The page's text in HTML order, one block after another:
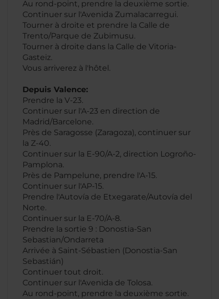
Au rond-point, prendre la deuxième sortie.
Continuer sur l'Avenida Zumalacarregui.
Tourner à droite et prendre la Calle de
Trento/Parque de Zubimusu.
Tourner à droite dans la Calle de Vitoria-
Gasteiz.
Vous arriverez à l'hôtel.
Depuis Valence:
Prendre la V-23.
Continuer sur l'A-23 en direction de
Madrid/Barcelone.
Près de Saragosse (Zaragoza), continuer sur
la Z-40.
Continuer sur la E-90/A-2, direction Logroño-
Pamplona.
Près de Pampelune, prendre l'A-15.
Continuer sur l'AP-15.
Prendre l'Autovía de Etxegarate/Autovía del
Norte.
Continuer sur la E-70/A-8.
Prendre la sortie 9 : Donostia-San
Sebastian/Ondarreta
Arrivée à Saint-Sébastien (Donostia-San
Sebastián)
Continuer tout droit.
Continuer sur l'Avenida de Tolosa.
Au rond-point, prendre la deuxième sortie.